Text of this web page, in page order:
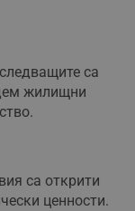
са
жилищни
са открити
ценности.